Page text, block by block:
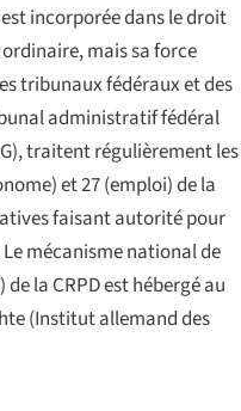
incorporée dans le droit
mais sa force
tribunaux fédéraux et des
administratif fédéral
traitent régulièrement les
et 27 (emploi) de la
faisant autorité pour
mécanisme national de
la CRPD est hébergé au
(Institut allemand des